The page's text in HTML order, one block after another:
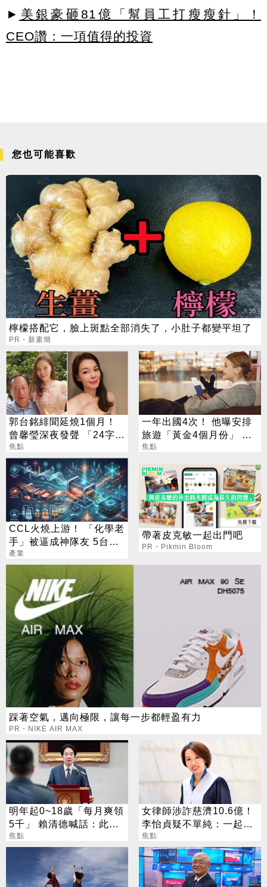
► 美銀豪砸81億「幫員工打瘦瘦針」！
CEO讚：一項值得的投資
您也可能喜歡
檸檬搭配它，臉上斑點全部消失了，小肚子都變平坦了
PR・新素簡
郭台銘緋聞延燒1個月！
曾馨瑩深夜發聲 「24字」
吐盡最心繫的事
焦點
一年出國4次！ 他曝安排
旅遊「黃金4個月份」 卡
對整年活在期待中
焦點
CCL火燒上游！ 「化學老
手」被逼成神隊友 5台廠
默默發財
產業
帶著皮克敏一起出門吧
PR・Pikmin Bloom
踩著空氣，邁向極限，讓每一步都輕盈有力
PR・NIKE AIR MAX
明年起0~18歲「每月爽領
5千」 賴清德喊話：此時
不生待何時
焦點
女律師涉詐慈濟10.6億！
李怡貞疑不單純：一起洗
錢？
焦點